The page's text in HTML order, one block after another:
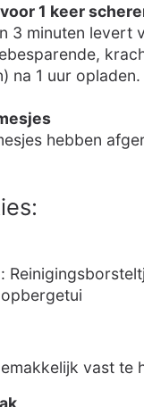
1 keer
3 minuten levert
na 1 uur
hebben
vast te